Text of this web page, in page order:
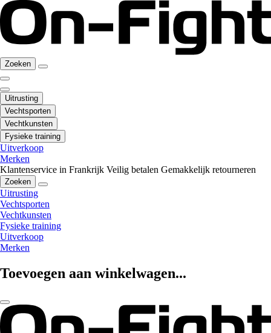
Zoeken
Uitrusting
Vechtsporten
Vechtkunsten
Fysieke training
Uitverkoop
Merken
Klantenservice in Frankrijk Veilig betalen Gemakkelijk retourneren
Zoeken
Uitrusting
Vechtsporten
Vechtkunsten
Fysieke training
Uitverkoop
Merken
Toevoegen aan winkelwagen...